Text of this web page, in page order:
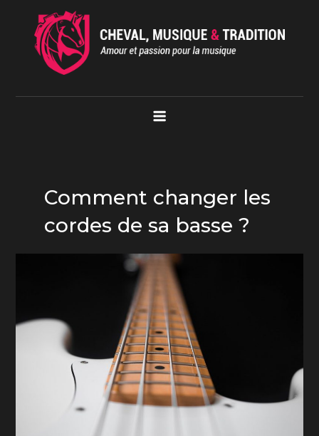
content
Cheval Musique Tradition
Amour et passion pour la musique
Comment changer les
cordes de sa basse ?